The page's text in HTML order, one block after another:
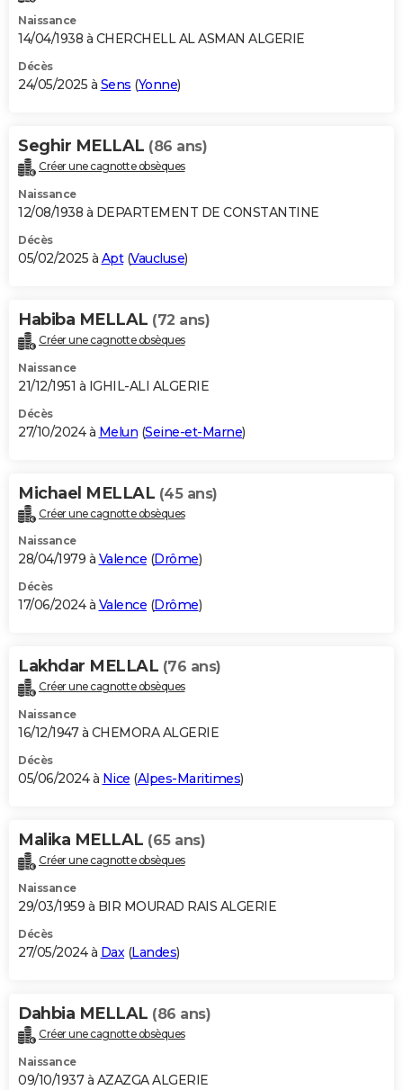
Dictionnaire
Biographies
Citations
Expressions
Proverbes
PROGRAMME TV
S'inscrire
Se connecter
Lycées
Collèges
Primaires
Universités
Entreprises
Service militaire
Avis de recherche
AVIS DE DÉCÈS
Bricolage
Lifestyle
Culture
Sport
Auto
Television
Voyage
Cinema
Naissance
14/04/1938 à CHERCHELL AL ASMAN ALGERIE
Décès
24/05/2025 à Sens (Yonne)
Seghir MELLAL (86 ans)
Créer une cagnotte obsèques
Naissance
12/08/1938 à DEPARTEMENT DE CONSTANTINE
Décès
05/02/2025 à Apt(Vaucluse)
Habiba MELLAL (72 ans)
Créer une cagnotte obsèques
Naissance
21/12/1951 à IGHIL-ALI ALGERIE
Décès
27/10/2024 à Melun (Seine-et-Marne)
Michael MELLAL (45 ans)
Créer une cagnotte obsèques
Naissance
28/04/1979 à Valence (Drôme)
Décès
17/06/2024 à Valence (Drôme)
Lakhdar MELLAL (76 ans)
Créer une cagnotte obsèques
Naissance
16/12/1947 à CHEMORA ALGERIE
Décès
05/06/2024 à Nice (Alpes-Maritimes)
Malika MELLAL (65 ans)
Créer une cagnotte obsèques
Naissance
29/03/1959 à BIR MOURAD RAIS ALGERIE
Décès
27/05/2024 à Dax(Landes)
Dahbia MELLAL (86 ans)
Créer une cagnotte obsèques
Naissance
09/10/1937 à AZAZGA ALGERIE